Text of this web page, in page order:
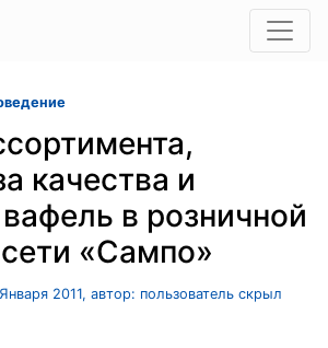
качества и
в розничной
«Сампо»
2011, автор: пользователь скрыл